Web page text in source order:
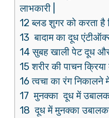
लाभकारी |
12 ब्लड शुगर को करता है
13 बादाम का दूध
14 सुबह खाली पेट दूध और
15 शरीर की पाचन
16 त्वचा का रंग निकालने
17 मुनक्का दूध में
18 दूध में मुनक्का